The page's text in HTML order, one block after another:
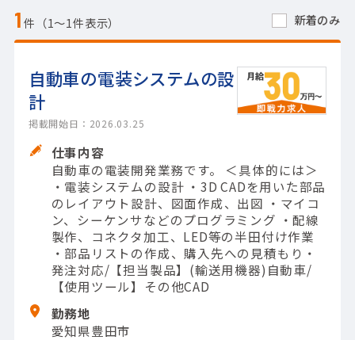
1件（1〜1件表示） 新着のみ
自動車の電装システムの設
計
掲載開始日：2026.03.25
仕事内容
自動車の電装開発業務です。 ＜具体的には＞
・電装システムの設計 ・3D CADを用いた部品
のレイアウト設計、図面作成、出図 ・マイコ
ン、シーケンサなどのプログラミング ・配線
製作、コネクタ加工、LED等の半田付け作業
・部品リストの作成、購入先への見積もり・
発注対応/【担当製品】(輸送用機器)自動車/
【使用ツール】その他CAD
勤務地
愛知県豊田市